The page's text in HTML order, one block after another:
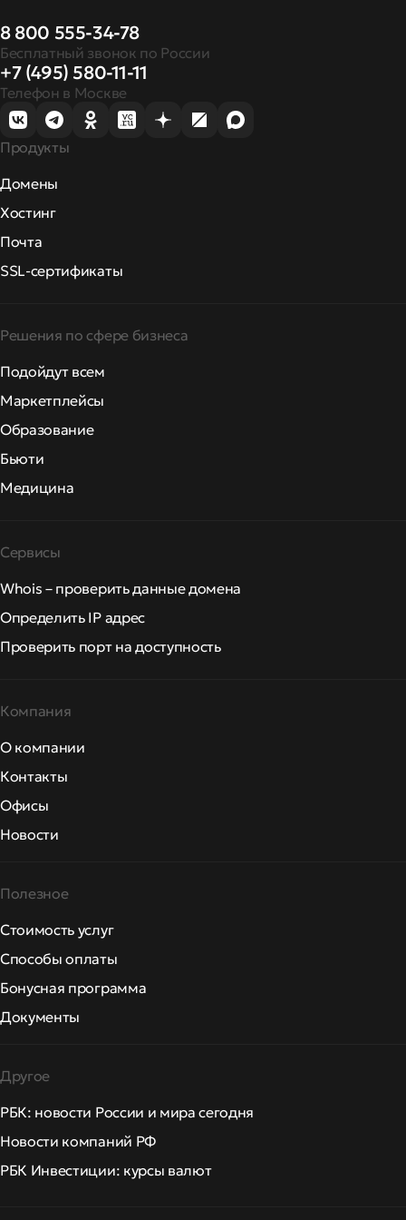
8 800 555-34-78
Бесплатный звонок по России
+7 (495) 580-11-11
Телефон в Москве
Продукты
Домены
Хостинг
Почта
SSL-сертификаты
Решения по сфере бизнеса
Подойдут всем
Маркетплейсы
Образование
Бьюти
Медицина
Сервисы
Whois – проверить данные домена
Определить IP адрес
Проверить порт на доступность
Компания
О компании
Контакты
Офисы
Новости
Полезное
Стоимость услуг
Способы оплаты
Бонусная программа
Документы
Другое
РБК: новости России и мира сегодня
Новости компаний РФ
РБК Инвестиции: курсы валют